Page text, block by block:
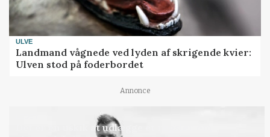
ULVE
Landmand vågnede ved lyden af skrigende kvier:
Ulven stod på foderbordet
Annonce
Det er en uskik at udlægge et røgslør om